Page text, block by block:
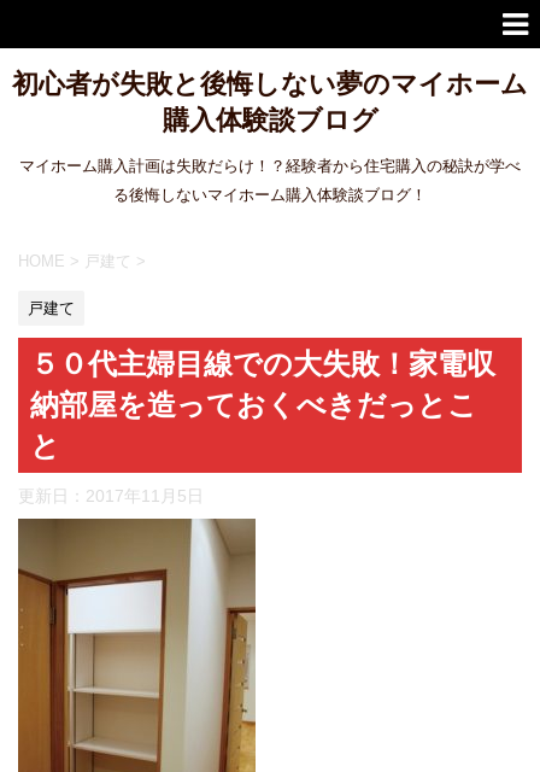
初心者が失敗と後悔しない夢のマイホーム
購入体験談ブログ
マイホーム購入計画は失敗だらけ！？経験者から住宅購入の秘訣が学べ
る後悔しないマイホーム購入体験談ブログ！
HOME > 戸建て >
戸建て
５０代主婦目線での大失敗！家電収
納部屋を造っておくべきだっとこ
と
更新日： 2017年11月5日